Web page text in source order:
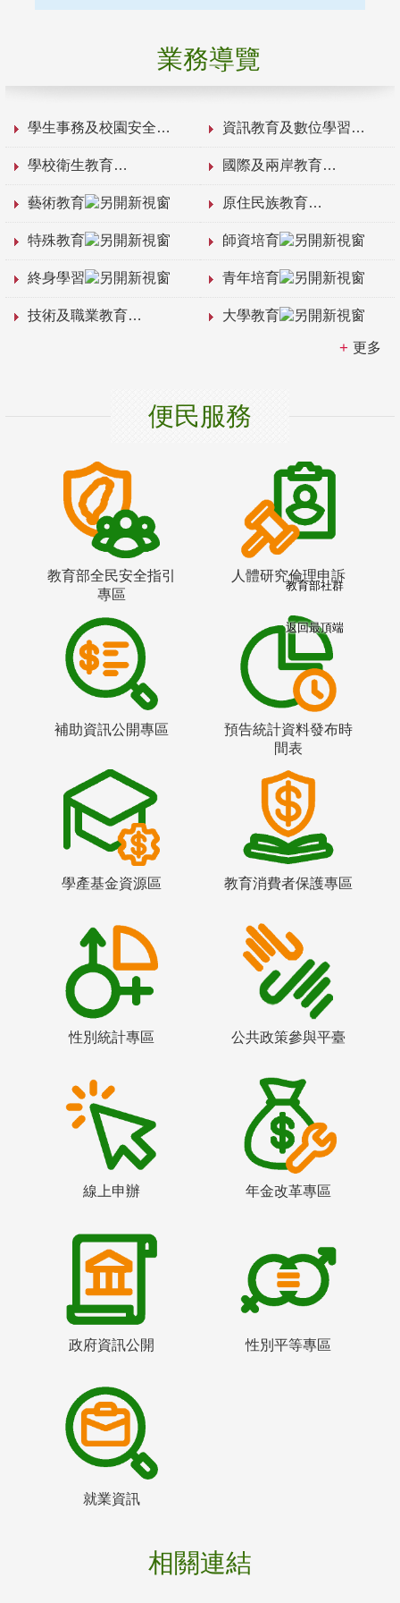
業務導覽
學生事務及校園安全 資訊教育及數位學習
學校衛生教育 國際及兩岸教育
藝術教育 原住民族教育
特殊教育 師資培育
終身學習 青年培育
技術及職業教育 大學教育
更多
便民服務
教育部全民安全指引
專區
人體研究倫理申訴
補助資訊公開專區
預告統計資料發布時
間表
學產基金資源區 教育消費者保護專區
性別統計專區 公共政策參與平臺
線上申辦 年金改革專區
政府資訊公開 性別平等專區
就業資訊
相關連結
教育部社群
返回最頂端